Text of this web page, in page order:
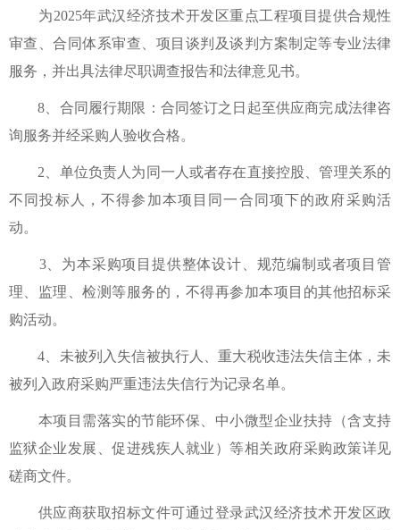
为2025年武汉经济技术开发区重点工程项目提供合规性
审查、合同体系审查、项目谈判及谈判方案制定等专业法律
服务，并出具法律尽职调查报告和法律意见书。
8、合同履行期限：合同签订之日起至供应商完成法律咨
询服务并经采购人验收合格。
2、单位负责人为同一人或者存在直接控股、管理关系的
不同投标人，不得参加本项目同一合同项下的政府采购活
动。
3、为本采购项目提供整体设计、规范编制或者项目管
理、监理、检测等服务的，不得再参加本项目的其他招标采
购活动。
4、未被列入失信被执行人、重大税收违法失信主体，未
被列入政府采购严重违法失信行为记录名单。
本项目需落实的节能环保、中小微型企业扶持（含支持
监狱企业发展、促进残疾人就业）等相关政府采购政策详见
磋商文件。
供应商获取招标文件可通过登录武汉经济技术开发区政